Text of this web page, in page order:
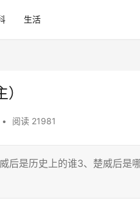
生活
• 阅读 21981
后是历史上的谁3、楚威后是